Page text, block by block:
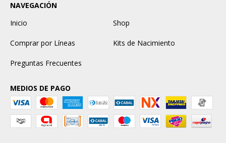
NAVEGACIÓN
Inicio
Shop
Comprar por Líneas Kits de Nacimiento
Preguntas Frecuentes
MEDIOS DE PAGO